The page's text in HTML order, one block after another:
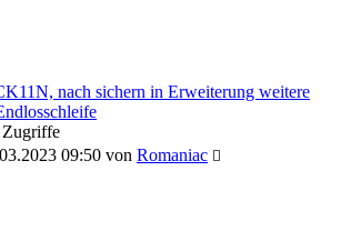
nach sichern in Erweiterung weitere
Zugriffe
09:50 von Romaniac